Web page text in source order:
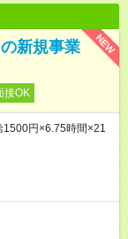
NEW
新規事業
接OK
円×6.75時間×21